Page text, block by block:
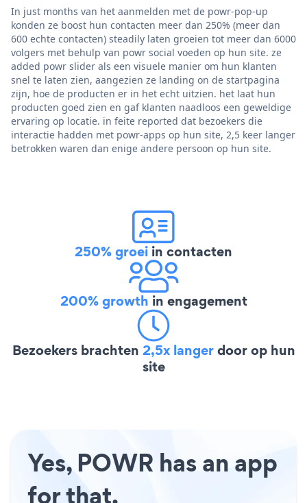
In just months van het aanmelden met de powr-pop-up
konden ze boost hun contacten meer dan 250% (meer dan
600 echte contacten) steadily laten groeien tot meer dan 6000
volgers met behulp van powr social voeden op hun site. ze
added powr slider als een visuele manier om hun klanten
snel te laten zien, aangezien ze landing on de startpagina
zijn, hoe de producten er in het echt uitzien. het laat hun
producten goed zien en gaf klanten naadloos een geweldige
ervaring op locatie. in feite reported dat bezoekers die
interactie hadden met powr-apps op hun site, 2,5 keer langer
betrokken waren dan enige andere persoon op hun site.
250% groei in contacten
200% growth in engagement
Bezoekers brachten 2,5x langerdoor op hun
site
Yes, POWR has an app
for that.